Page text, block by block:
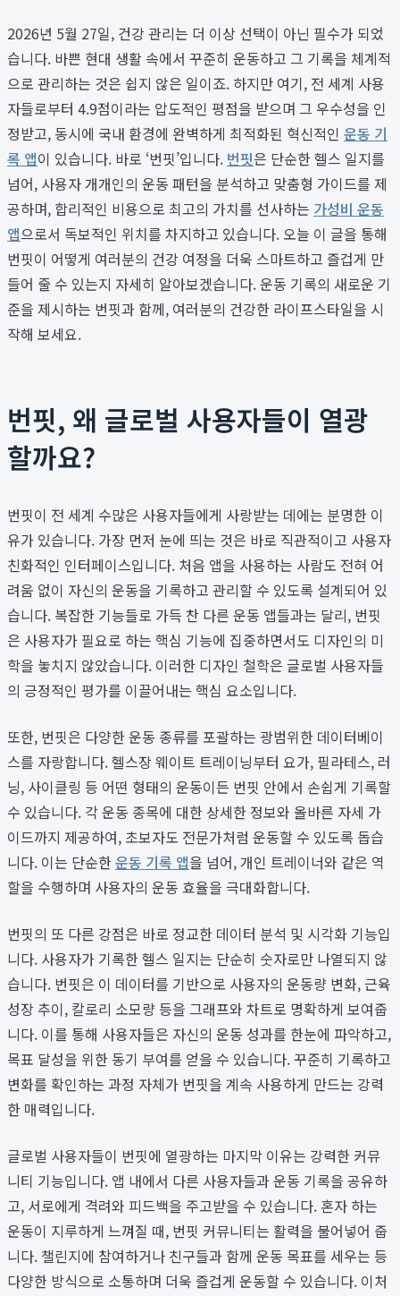
2026년 5월 27일, 건강 관리는 더 이상 선택이 아닌 필수가 되었
습니다. 바쁜 현대 생활 속에서 꾸준히 운동하고 그 기록을 체계적
으로 관리하는 것은 쉽지 않은 일이죠. 하지만 여기, 전 세계 사용
자들로부터 4.9점이라는 압도적인 평점을 받으며 그 우수성을 인
정받고, 동시에 국내 환경에 완벽하게 최적화된 혁신적인 운동 기
록 앱이 있습니다. 바로 ‘번핏’입니다. 번핏은 단순한 헬스 일지를
넘어, 사용자 개개인의 운동 패턴을 분석하고 맞춤형 가이드를 제
공하며, 합리적인 비용으로 최고의 가치를 선사하는 가성비 운동
앱으로서 독보적인 위치를 차지하고 있습니다. 오늘 이 글을 통해
번핏이 어떻게 여러분의 건강 여정을 더욱 스마트하고 즐겁게 만
들어 줄 수 있는지 자세히 알아보겠습니다. 운동 기록의 새로운 기
준을 제시하는 번핏과 함께, 여러분의 건강한 라이프스타일을 시
작해 보세요.
번핏, 왜 글로벌 사용자들이 열광
할까요?
번핏이 전 세계 수많은 사용자들에게 사랑받는 데에는 분명한 이
유가 있습니다. 가장 먼저 눈에 띄는 것은 바로 직관적이고 사용자
친화적인 인터페이스입니다. 처음 앱을 사용하는 사람도 전혀 어
려움 없이 자신의 운동을 기록하고 관리할 수 있도록 설계되어 있
습니다. 복잡한 기능들로 가득 찬 다른 운동 앱들과는 달리, 번핏
은 사용자가 필요로 하는 핵심 기능에 집중하면서도 디자인의 미
학을 놓치지 않았습니다. 이러한 디자인 철학은 글로벌 사용자들
의 긍정적인 평가를 이끌어내는 핵심 요소입니다.
또한, 번핏은 다양한 운동 종류를 포괄하는 광범위한 데이터베이
스를 자랑합니다. 헬스장 웨이트 트레이닝부터 요가, 필라테스, 러
닝, 사이클링 등 어떤 형태의 운동이든 번핏 안에서 손쉽게 기록할
수 있습니다. 각 운동 종목에 대한 상세한 정보와 올바른 자세 가
이드까지 제공하여, 초보자도 전문가처럼 운동할 수 있도록 돕습
니다. 이는 단순한 운동 기록 앱을 넘어, 개인 트레이너와 같은 역
할을 수행하며 사용자의 운동 효율을 극대화합니다.
번핏의 또 다른 강점은 바로 정교한 데이터 분석 및 시각화 기능입
니다. 사용자가 기록한 헬스 일지는 단순히 숫자로만 나열되지 않
습니다. 번핏은 이 데이터를 기반으로 사용자의 운동량 변화, 근육
성장 추이, 칼로리 소모량 등을 그래프와 차트로 명확하게 보여줍
니다. 이를 통해 사용자들은 자신의 운동 성과를 한눈에 파악하고,
목표 달성을 위한 동기 부여를 얻을 수 있습니다. 꾸준히 기록하고
변화를 확인하는 과정 자체가 번핏을 계속 사용하게 만드는 강력
한 매력입니다.
글로벌 사용자들이 번핏에 열광하는 마지막 이유는 강력한 커뮤
니티 기능입니다. 앱 내에서 다른 사용자들과 운동 기록을 공유하
고, 서로에게 격려와 피드백을 주고받을 수 있습니다. 혼자 하는
운동이 지루하게 느껴질 때, 번핏 커뮤니티는 활력을 불어넣어 줍
니다. 챌린지에 참여하거나 친구들과 함께 운동 목표를 세우는 등
다양한 방식으로 소통하며 더욱 즐겁게 운동할 수 있습니다. 이처